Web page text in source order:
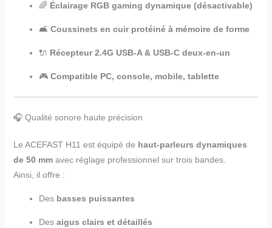
🌈 Éclairage RGB gaming dynamique (désactivable)
🛋️ Coussinets en cuir protéiné à mémoire de forme
🔌 Récepteur 2.4G USB-A & USB-C deux-en-un
🎮 Compatible PC, console, mobile, tablette
🎧 Qualité sonore haute précision
Le ACEFAST H11 est équipé de haut-parleurs dynamiques
de 50 mmavec réglage professionnel sur trois bandes.
Ainsi, il offre :
Des basses puissantes
Des aigus clairs et détaillés